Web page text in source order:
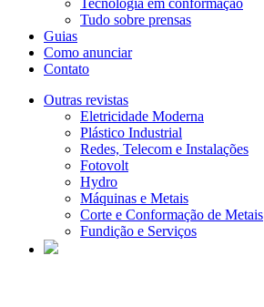
Tecnologia em conformação
Tudo sobre prensas
Guias
Como anunciar
Contato
Outras revistas
Eletricidade Moderna
Plástico Industrial
Redes, Telecom e Instalações
Fotovolt
Hydro
Máquinas e Metais
Corte e Conformação de Metais
Fundição e Serviços